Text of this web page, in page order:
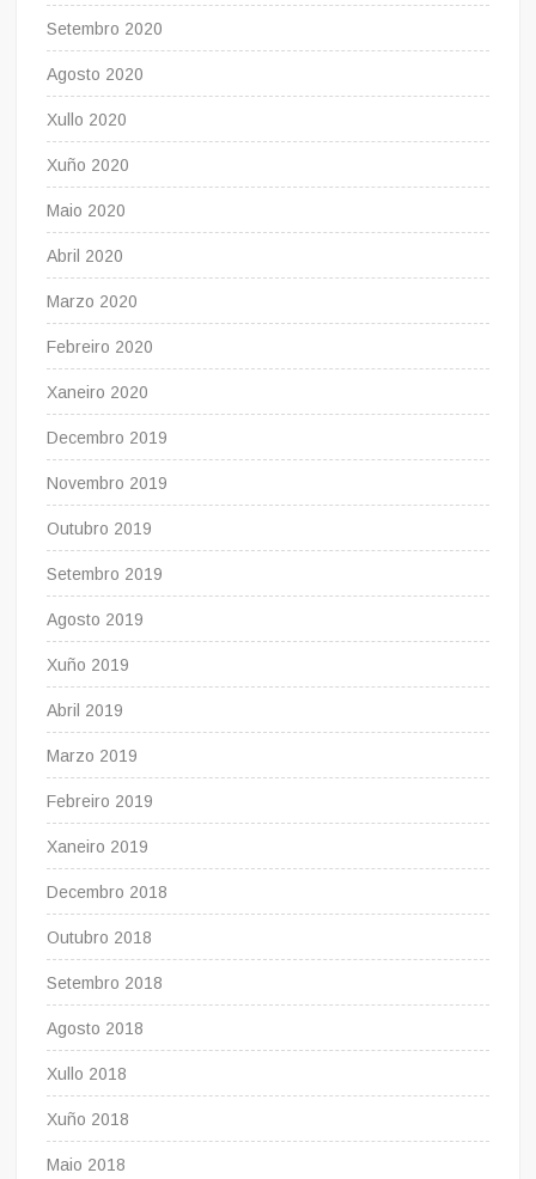
Setembro 2020
Agosto 2020
Xullo 2020
Xuño 2020
Maio 2020
Abril 2020
Marzo 2020
Febreiro 2020
Xaneiro 2020
Decembro 2019
Novembro 2019
Outubro 2019
Setembro 2019
Agosto 2019
Xuño 2019
Abril 2019
Marzo 2019
Febreiro 2019
Xaneiro 2019
Decembro 2018
Outubro 2018
Setembro 2018
Agosto 2018
Xullo 2018
Xuño 2018
Maio 2018